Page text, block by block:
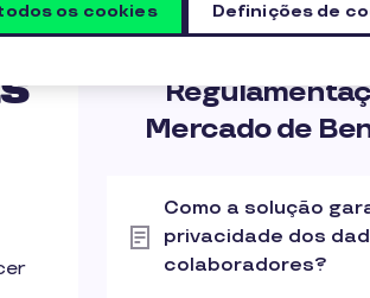
Mercado de
Como a solução
privacidade dos
colaboradores?
Definições de
os cookies